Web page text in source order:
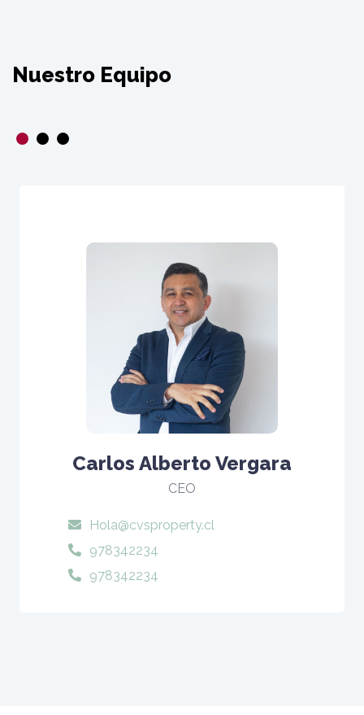
Nuestro Equipo
Carlos Alberto Vergara
CEO
Hola@cvsproperty.cl
978342234
978342234